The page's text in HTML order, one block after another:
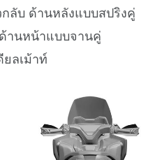
ลับ ด้านหลังแบบสปริงคู่
านหน้าแบบจานคู่
ยลเม้าท์